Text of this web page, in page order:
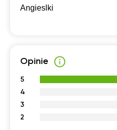
Angieslki
Opinie
5
4
3
2